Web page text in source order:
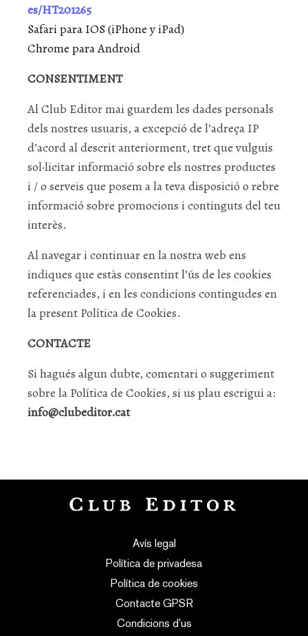
es/HT201265
Safari para IOS (iPhone y iPad)
Chrome para Android
CONSENTIMENT
Al Club Editor mai guardem les dades personals
dels nostres usuaris, a excepció de l’adreça IP
d’acord al descrit anteriorment, tret que vulguis
sol·licitar informació sobre els nostres productes
i / o serveis que posem a la teva disposició o rebre
informació sobre promocions i continguts del teu
interès.
Al navegar i continuar en la nostra web ens
indiques que estàs consentint l’ús de les cookies
referenciades, i en les condicions contingudes en
la present Política de Cookies.
CONTACTE
Si hagués algun dubte, comentari o suggeriment
sobre la Política de Cookies, si us plau escrigui a:
info@clubeditor.cat
Avís legal
Política de privadesa
Política de cookies
Contacte GPSR
Condicions d’us